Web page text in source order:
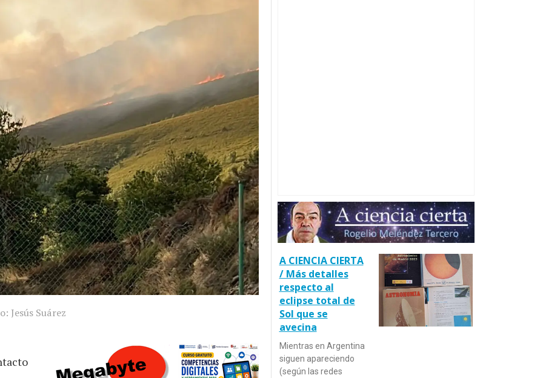
Jesús Suárez
A CIENCIA CIERTA
/ Más detalles
respecto al
eclipse total de
Sol que se
avecina
Mientras en Argentina
siguen apareciendo
(según las redes